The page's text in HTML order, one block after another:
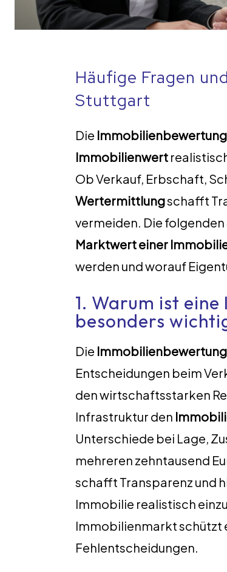
Häufige Fragen
Stuttgart
Die
Immobilienwert
Ob Verkauf, Erbschaft,
Wertermittlungschafft
vermeiden. Die
Marktwert einer
werden und worauf
1. Warum ist
besonders
Die
Entscheidungen beim
den wirtschaftsstarken
Infrastruktur den
Unterschiede bei Lage,
mehreren zehntausend
schafft Transparenz und
Immobilie realistisch
Immobilienmarkt schützt
Fehlentscheidungen.